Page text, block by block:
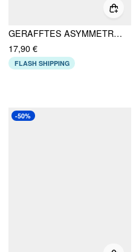
GERAFFTES ASYMMETRISCHES SAUM TUBE TOP
17,90 €
FLASH SHIPPING
-50%